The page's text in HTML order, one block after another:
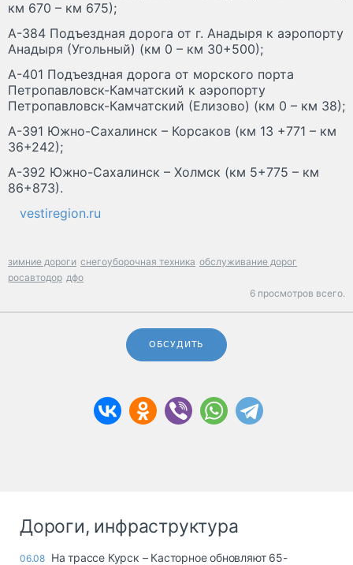
км 670 – км 675);
А-384 Подъездная дорога от г. Анадыря к аэропорту
Анадыря (Угольный) (км 0 – км 30+500);
А-401 Подъездная дорога от морского порта
Петропавловск-Камчатский к аэропорту
Петропавловск-Камчатский (Елизово) (км 0 – км 38);
А-391 Южно-Сахалинск – Корсаков (км 13 +771 – км
36+242);
А-392 Южно-Сахалинск – Холмск (км 5+775 – км
86+873).
vestiregion.ru
зимние дороги снегоуборочная техника обслуживание дорог
росавтодор дфо
6 просмотров всего.
ОБСУДИТЬ
Дороги, инфраструктура
06.08 На трассе Курск – Касторное обновляют 65-